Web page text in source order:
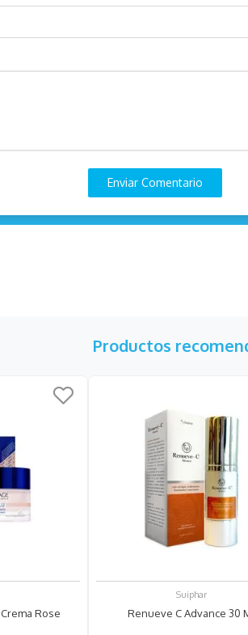
Enviar Comentario
Productos
Rose
Suiphar
Renueve C Advance 30